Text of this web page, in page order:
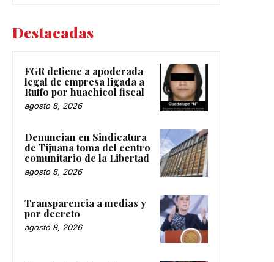
Destacadas
FGR detiene a apoderada
legal de empresa ligada a
Ruffo por huachicol fiscal
agosto 8, 2026
Denuncian en Sindicatura
de Tijuana toma del centro
comunitario de la Libertad
agosto 8, 2026
Transparencia a medias y
por decreto
agosto 8, 2026